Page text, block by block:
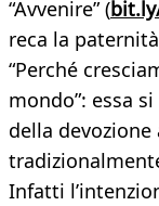
“Avvenire” (
reca la
“Perché
mondo”: essa
della devozione
Infatti